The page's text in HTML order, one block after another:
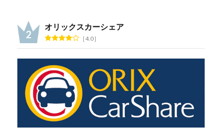
オリックスカーシェア
4.0